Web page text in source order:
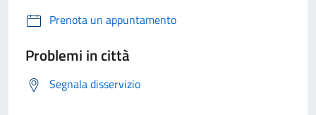
Prenota un appuntamento
Problemi in città
Segnala disservizio